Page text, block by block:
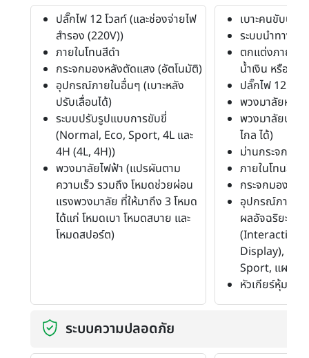
ปลั๊กไฟ 12 โวลท์ (และช่องจ่ายไฟ
สำรอง (220V))
ภายในโทนสีดำ
กระจกมองหลังตัดแสง (อัตโนมัติ)
อุปกรณ์ภายในอื่นๆ (เบาะหลัง
ปรับเลื่อนได้)
ระบบปรับรูปแบบการขับขี่
(Normal, Eco, Sport, 4L และ
4H (4L, 4H))
พวงมาลัยไฟฟ้า (แปรผันตาม
ความเร็ว รวมถึง โหมดช่วยผ่อน
แรงพวงมาลัย ที่ให้มาถึง 3 โหมด
ได้แก่ โหมดเบา โหมดสบาย และ
โหมดสปอร์ต)
เบาะคนขับปรับ
ระบบนำทาง
ตกแต่งภายใน
น้ำเงิน หรือ ดำ)
ปลั๊กไฟ 12 โวล
พวงมาลัยหุ้มห
พวงมาลัยปรับ
ไกล ได้)
ม่านกระจกหลั
ภายในโทนสีดำ
กระจกมองหลั
อุปกรณ์ภายใน
ผลอัจฉริยะขน
(Interactive
Display), แป้
Sport, แผงปิด
หัวเกียร์หุ้มหนัง
ระบบความปลอดภัย